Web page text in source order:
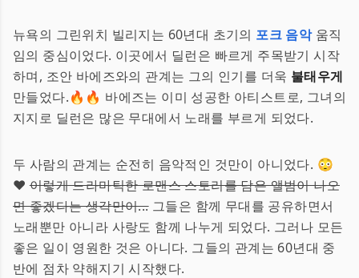
뉴욕의 그린위치 빌리지는 60년대 초기의 포크 음악움직
임의 중심이었다. 이곳에서 딜런은 빠르게 주목받기 시작
하며, 조안 바에즈와의 관계는 그의 인기를 더욱 불태우게
만들었다.🔥🔥 바에즈는 이미 성공한 아티스트로, 그녀의
지지로 딜런은 많은 무대에서 노래를 부르게 되었다.
두 사람의 관계는 순전히 음악적인 것만이 아니었다. 😳
❤️이렇게 드라마틱한 로맨스 스토리를 담은 앨범이 나오
면 좋겠다는 생각만이...그들은 함께 무대를 공유하면서
노래뿐만 아니라 사랑도 함께 나누게 되었다. 그러나 모든
좋은 일이 영원한 것은 아니다. 그들의 관계는 60년대 중
반에 점차 약해지기 시작했다.